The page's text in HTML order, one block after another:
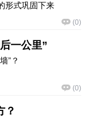
形式巩固下来
(0)
一公里”
”？
(0)
？